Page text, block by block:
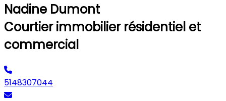
Nadine Dumont
Courtier immobilier résidentiel et
commercial
5148307044